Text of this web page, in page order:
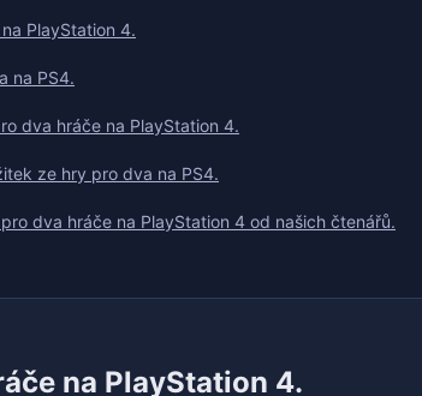
PlayStation 4.
na PS4.
dva hráče na PlayStation 4.
ze hry pro dva na PS4.
dva hráče na PlayStation 4 od našich čtenářů.
na PlayStation 4.